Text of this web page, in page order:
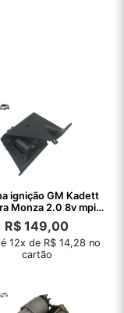
ignição GM Kadett
Monza 2.0 8v mpi
1997 1998
R$ 149,00
12x de R$ 14,28 no
cartão